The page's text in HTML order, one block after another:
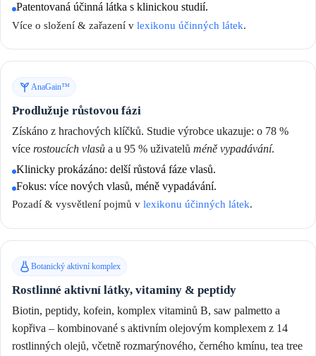
Patentovaná účinná látka s klinickou studií.
Více o složení & zařazení v lexikonu účinných látek.
AnaGain™
Prodlužuje růstovou fázi
Získáno z hrachových klíčků. Studie výrobce ukazuje: o 78 %
více rostoucích vlasů a u 95 % uživatelů méně vypadávání.
Klinicky prokázáno: delší růstová fáze vlasů.
Fokus: více nových vlasů, méně vypadávání.
Pozadí & vysvětlení pojmů v lexikonu účinných látek.
Botanický aktivní komplex
Rostlinné aktivní látky, vitaminy & peptidy
Biotin, peptidy, kofein, komplex vitaminů B, saw palmetto a
kopřiva – kombinované s aktivním olejovým komplexem z 14
rostlinných olejů, včetně rozmarýnového, černého kmínu, tea tree